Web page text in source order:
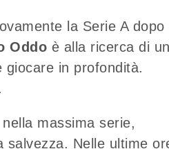
la Serie A dopo
Oddo è alla ricerca di
giocare in profondità.
massima serie,
salvezza. Nelle ultime